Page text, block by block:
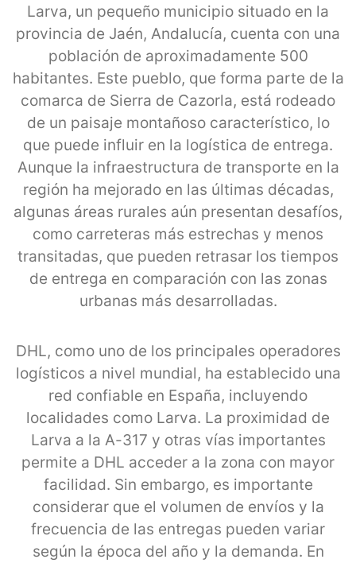
Larva, un pequeño municipio situado en la
provincia de Jaén, Andalucía, cuenta con una
población de aproximadamente 500
habitantes. Este pueblo, que forma parte de la
comarca de Sierra de Cazorla, está rodeado
de un paisaje montañoso característico, lo
que puede influir en la logística de entrega.
Aunque la infraestructura de transporte en la
región ha mejorado en las últimas décadas,
algunas áreas rurales aún presentan desafíos,
como carreteras más estrechas y menos
transitadas, que pueden retrasar los tiempos
de entrega en comparación con las zonas
urbanas más desarrolladas.
DHL, como uno de los principales operadores
logísticos a nivel mundial, ha establecido una
red confiable en España, incluyendo
localidades como Larva. La proximidad de
Larva a la A-317 y otras vías importantes
permite a DHL acceder a la zona con mayor
facilidad. Sin embargo, es importante
considerar que el volumen de envíos y la
frecuencia de las entregas pueden variar
según la época del año y la demanda. En